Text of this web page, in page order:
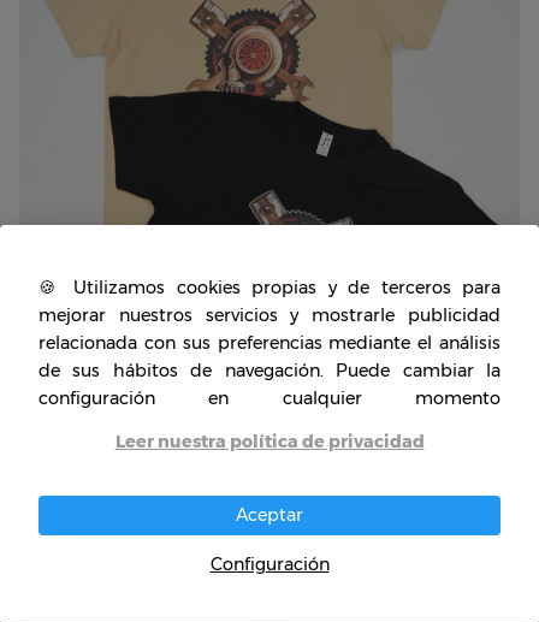
🍪 Utilizamos cookies propias y de terceros para
mejorar nuestros servicios y mostrarle publicidad
relacionada con sus preferencias mediante el análisis
de sus hábitos de navegación. Puede cambiar la
configuración en cualquier momento
Leer nuestra política de privacidad
Aceptar
Configuración